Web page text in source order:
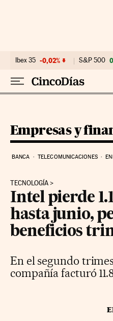
Ibex 35 -0,02% S&P 500
Empresas y
BANCA TELECOMUNICACIONES
TECNOLOGÍA
Intel pierde
hasta junio,
beneficios
En el segundo
compañía facturó